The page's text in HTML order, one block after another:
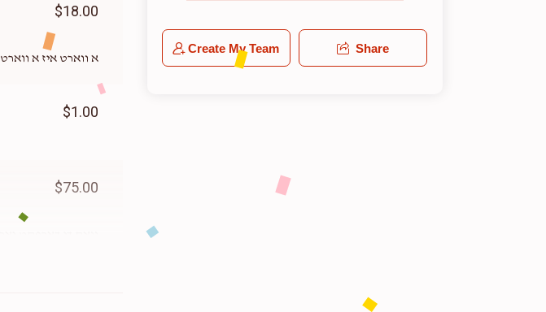
$18.00
א ווארט איז א ווארט
$1.00
$75.00
Create My Team Share